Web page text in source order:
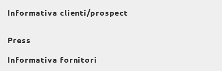
Informativa clienti/prospect
Press
Informativa fornitori